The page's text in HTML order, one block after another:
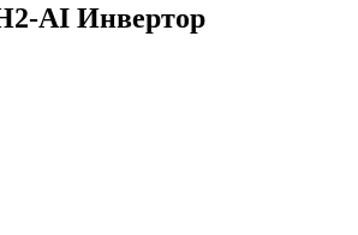
AI Инвертор